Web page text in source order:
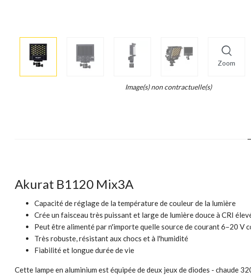
Zoom
More
info
Image(s) non contractuelle(s)
Akurat B1120 Mix3A
Capacité de réglage de la température de couleur de la lumière
Crée un faisceau très puissant et large de lumière douce à CRI
Peut être alimenté par n'importe quelle source de courant 6–20 V
Très robuste, résistant aux chocs et à l'humidité
Fiabilité et longue durée de vie
Cette lampe en aluminium est équipée de deux jeux de diodes - chaude